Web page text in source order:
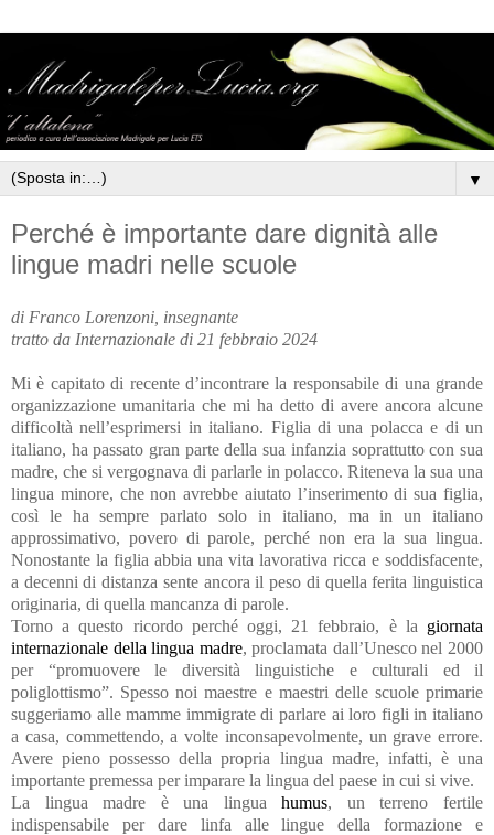
▼
Perché è importante dare dignità alle
lingue madri nelle scuole
di Franco Lorenzoni, insegnante
tratto da Internazionale di 21 febbraio 2024
Mi è capitato di recente d’incontrare la responsabile di una grande
organizzazione umanitaria che mi ha detto di avere ancora alcune
difficoltà nell’esprimersi in italiano. Figlia di una polacca e di un
italiano, ha passato gran parte della sua infanzia soprattutto con sua
madre, che si vergognava di parlarle in polacco. Riteneva la sua una
lingua minore, che non avrebbe aiutato l’inserimento di sua figlia,
così le ha sempre parlato solo in italiano, ma in un italiano
approssimativo, povero di parole, perché non era la sua lingua.
Nonostante la figlia abbia una vita lavorativa ricca e soddisfacente,
a decenni di distanza sente ancora il peso di quella ferita linguistica
originaria, di quella mancanza di parole.
Torno a questo ricordo perché oggi, 21 febbraio, è la giornata
internazionale della lingua madre, proclamata dall’Unesco nel 2000
per “promuovere le diversità linguistiche e culturali ed il
poliglottismo”. Spesso noi maestre e maestri delle scuole primarie
suggeriamo alle mamme immigrate di parlare ai loro figli in italiano
a casa, commettendo, a volte inconsapevolmente, un grave errore.
Avere pieno possesso della propria lingua madre, infatti, è una
importante premessa per imparare la lingua del paese in cui si vive.
La lingua madre è una linguahumus, un terreno fertile
indispensabile per dare linfa alle lingue della formazione e